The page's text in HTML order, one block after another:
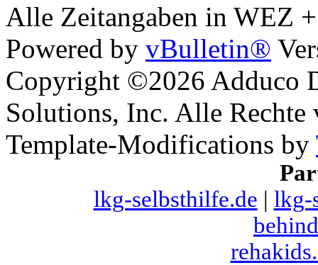
Alle Zeitangaben in WEZ
Powered by vBulletin®
Copyright ©2026 Adduco
Solutions, Inc. Alle Rechte
Template-Modifications by
lkg-selbsthilfe.de | lkg-